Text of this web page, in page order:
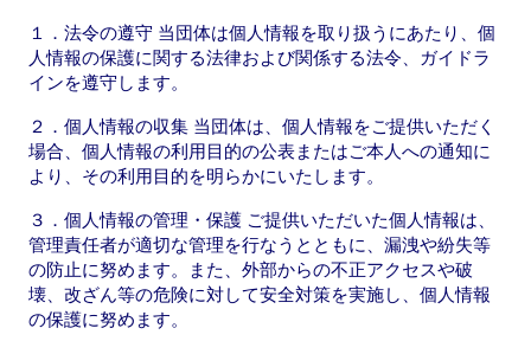
１．法令の遵守 当団体は個人情報を取り扱うにあたり、個
人情報の保護に関する法律および関係する法令、ガイドラ
インを遵守します。
２．個人情報の収集 当団体は、個人情報をご提供いただく
場合、個人情報の利用目的の公表またはご本人への通知に
より、その利用目的を明らかにいたします。
３．個人情報の管理・保護 ご提供いただいた個人情報は、
管理責任者が適切な管理を行なうとともに、漏洩や紛失等
の防止に努めます。また、外部からの不正アクセスや破
壊、改ざん等の危険に対して安全対策を実施し、個人情報
の保護に努めます。